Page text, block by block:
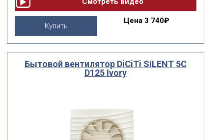
Купить
Цена 3 740₽
Бытовой вентилятор DiCiTi SILENT 5C
D125 Ivory